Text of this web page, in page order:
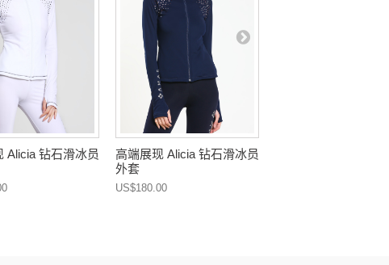
Alicia 钻石滑冰员
高端展现 Alicia 钻石滑冰员
外套
US$180.00